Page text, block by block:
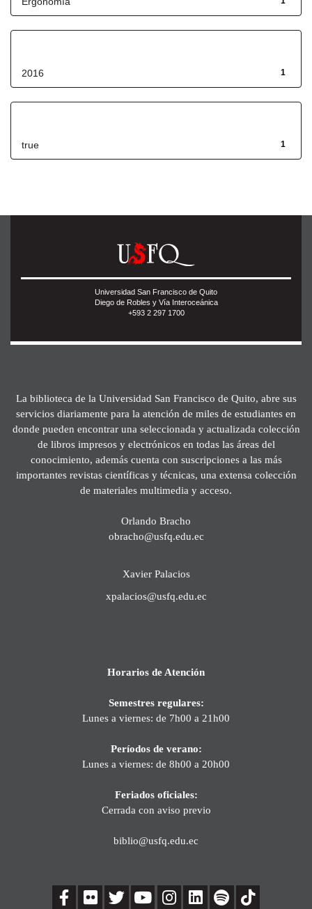
1
2016
1
true
Universidad San Francisco de Quito
Diego de Robles y Vía Interoceánica
+593 2 297 1700
La biblioteca de la Universidad San Francisco de Quito, abre sus
servicios diariamente para la atención de miles de estudiantes en
donde pueden encontrar una seleccionada y actualizada colección
de libros impresos y electrónicos en todas las áreas del
conocimiento, además cuenta con suscripciones a las más
importantes revistas científicas y técnicas, una extensa colección
de materiales multimedia y acceso.
Orlando Bracho
obracho@usfq.edu.ec
Xavier Palacios
xpalacios@usfq.edu.ec
Horarios de Atención
Semestres regulares:
Lunes a viernes: de 7h00 a 21h00
Períodos de verano:
Lunes a viernes: de 8h00 a 20h00
Feriados oficiales:
Cerrada con aviso previo
biblio@usfq.edu.ec